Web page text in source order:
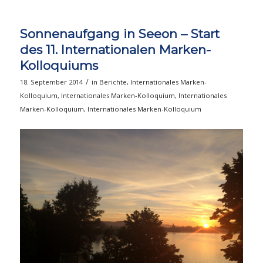
Sonnenaufgang in Seeon – Start
des 11. Internationalen Marken-
Kolloquiums
18. September 2014 / in Berichte, Internationales Marken-
Kolloquium, Internationales Marken-Kolloquium, Internationales
Marken-Kolloquium, Internationales Marken-Kolloquium